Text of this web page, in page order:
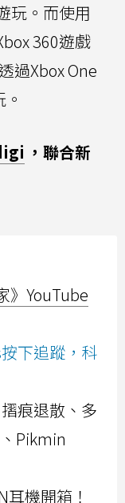
玩。而使用
360遊戲
過Xbox One
，聯合新
》YouTube
下追蹤，科
痕退散、多
Pikmin
耳機開箱！